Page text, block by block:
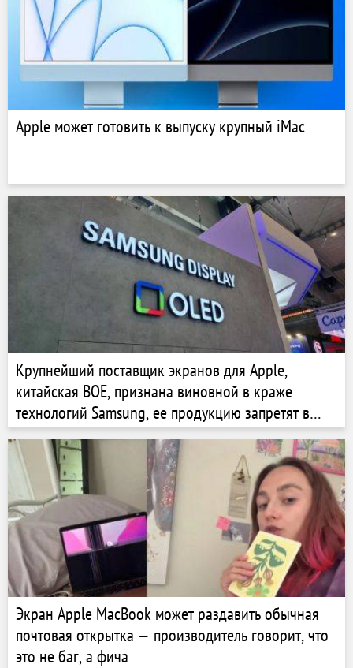
Apple может готовить к выпуску крупный iMac
Крупнейший поставщик экранов для Apple,
китайская BOE, признана виновной в краже
технологий Samsung, ее продукцию запретят в
США
Экран Apple MacBook может раздавить обычная
почтовая открытка — производитель говорит, что
это не баг, а фича